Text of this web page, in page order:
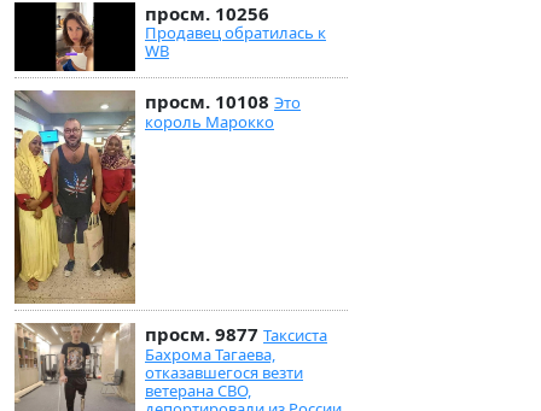
просм. 10256
Продавец обратилась к
WB
просм. 10108 Это
король Марокко
просм. 9877 Таксиста
Бахрома Тагаева,
отказавшегося везти
ветерана СВО,